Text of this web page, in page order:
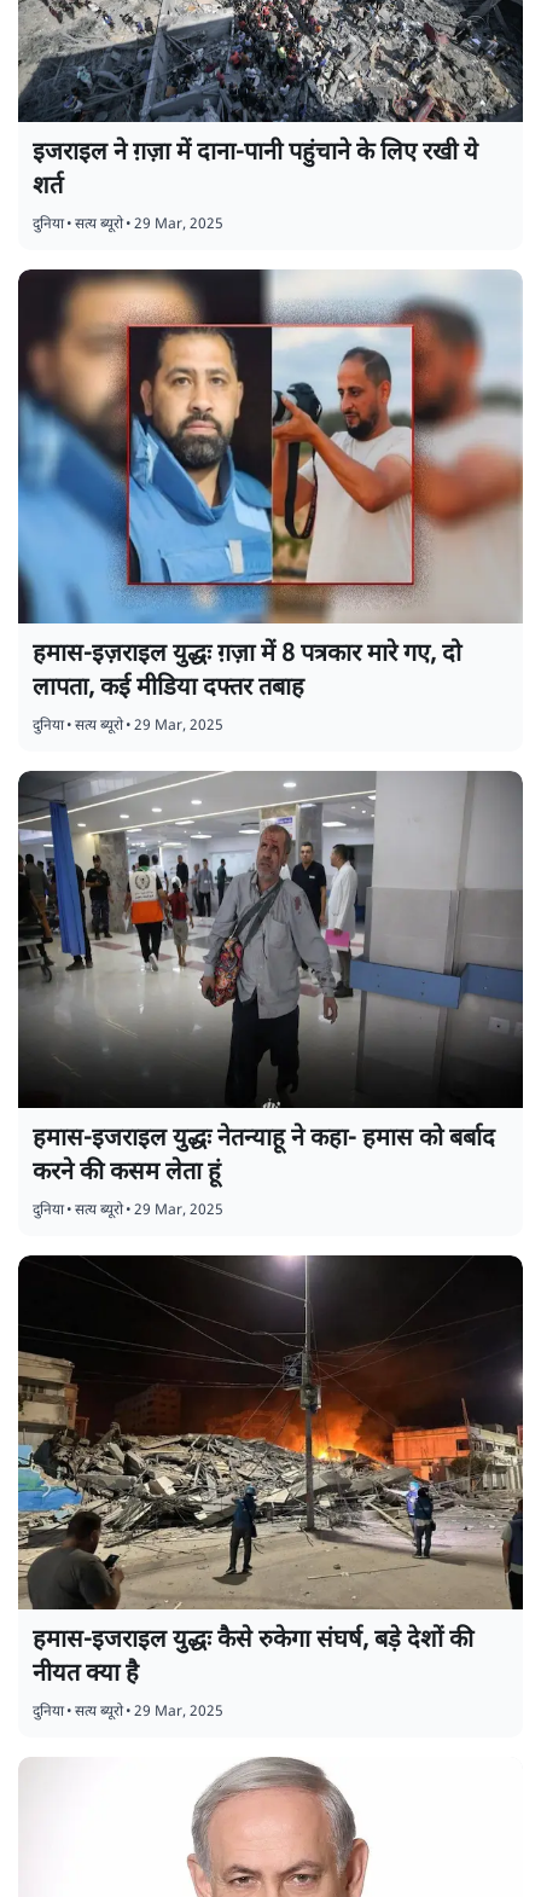
इजराइल ने ग़ज़ा में दाना-पानी पहुंचाने के लिए रखी ये
शर्त
दुनिया•सत्य ब्यूरो•29 Mar, 2025
हमास-इज़राइल युद्धः ग़ज़ा में 8 पत्रकार मारे गए, दो
लापता, कई मीडिया दफ्तर तबाह
दुनिया•सत्य ब्यूरो•29 Mar, 2025
हमास-इजराइल युद्धः नेतन्याहू ने कहा- हमास को बर्बाद
करने की कसम लेता हूं
दुनिया•सत्य ब्यूरो•29 Mar, 2025
हमास-इजराइल युद्धः कैसे रुकेगा संघर्ष, बड़े देशों की
नीयत क्या है
दुनिया•सत्य ब्यूरो•29 Mar, 2025